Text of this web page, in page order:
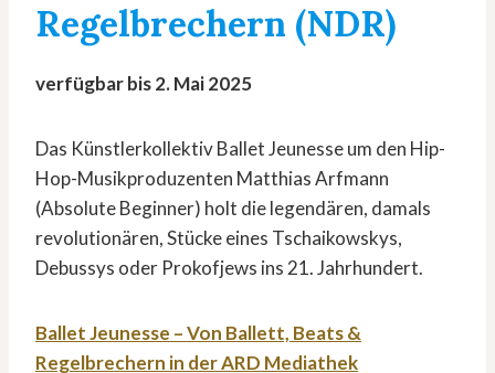
Regelbrechern (NDR)
verfügbar bis 2. Mai 2025
Das Künstlerkollektiv Ballet Jeunesse um den Hip-
Hop-Musikproduzenten Matthias Arfmann
(Absolute Beginner) holt die legendären, damals
revolutionären, Stücke eines Tschaikowskys,
Debussys oder Prokofjews ins 21. Jahrhundert.
Ballet Jeunesse – Von Ballett, Beats &
Regelbrechern in der ARD Mediathek